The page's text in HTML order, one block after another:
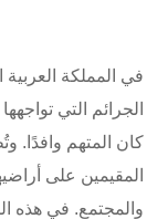
في المملكة
الجرائم التي
كان المتهم وافدًا.
المقيمين على
والمجتمع. في هذه